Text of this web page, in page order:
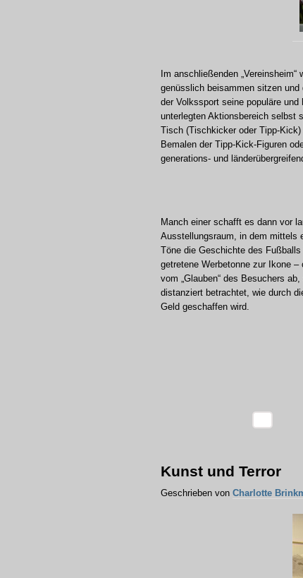
Im anschließenden
genüsslich beisammen sitzen und
der Volkssport seine populäre
unterlegten Aktionsbereich selbst
Tisch (Tischkicker oder Tipp-
Bemalen der Tipp-Kick-Figuren
generations- und
Manch einer schafft es dann vor
Ausstellungsraum, in dem mittels
Töne die Geschichte des
getretene Werbetonne zur Ikone
vom „Glauben“ des Besuchers
distanziert betrachtet, wie durch
Geld geschaffen wird.
Kunst und Terror
Geschrieben von Charlotte